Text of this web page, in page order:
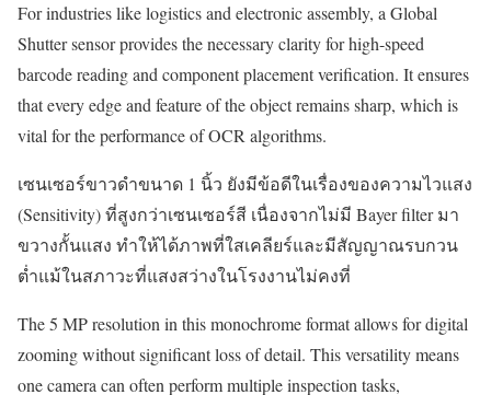
For industries like logistics and electronic assembly, a Global
Shutter sensor provides the necessary clarity for high-speed
barcode reading and component placement verification. It ensures
that every edge and feature of the object remains sharp, which is
vital for the performance of OCR algorithms.
เซนเซอร์ขาวดำขนาด 1 นิ้ว ยังมีข้อดีในเรื่องของความไวแสง
(Sensitivity) ที่สูงกว่าเซนเซอร์สี เนื่องจากไม่มี Bayer filter มา
ขวางกั้นแสง ทำให้ได้ภาพที่ใสเคลียร์และมีสัญญาณรบกวน
ต่ำแม้ในสภาวะที่แสงสว่างในโรงงานไม่คงที่
The 5 MP resolution in this monochrome format allows for digital
zooming without significant loss of detail. This versatility means
one camera can often perform multiple inspection tasks,